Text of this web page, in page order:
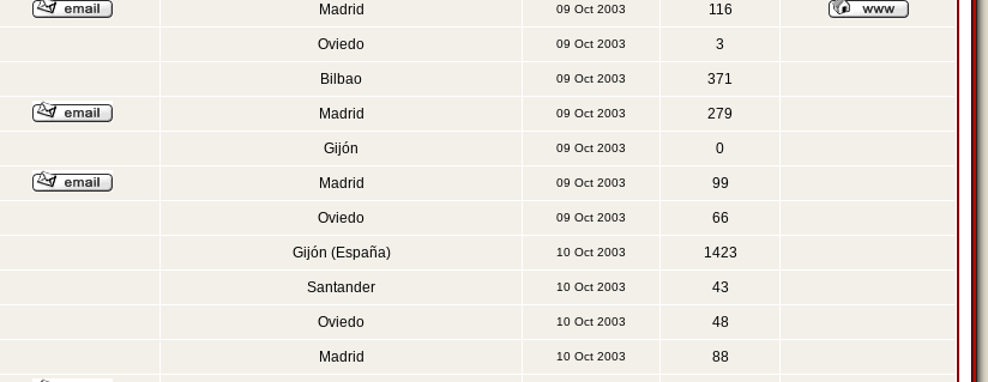
Madrid 09 Oct 2003 116
Oviedo 09 Oct 2003 3
Bilbao 09 Oct 2003 371
Madrid 09 Oct 2003 279
Gijón 09 Oct 2003 0
Madrid 09 Oct 2003 99
Oviedo 09 Oct 2003 66
Gijón (España) 10 Oct 2003 1423
Santander 10 Oct 2003 43
Oviedo 10 Oct 2003 48
Madrid 10 Oct 2003 88